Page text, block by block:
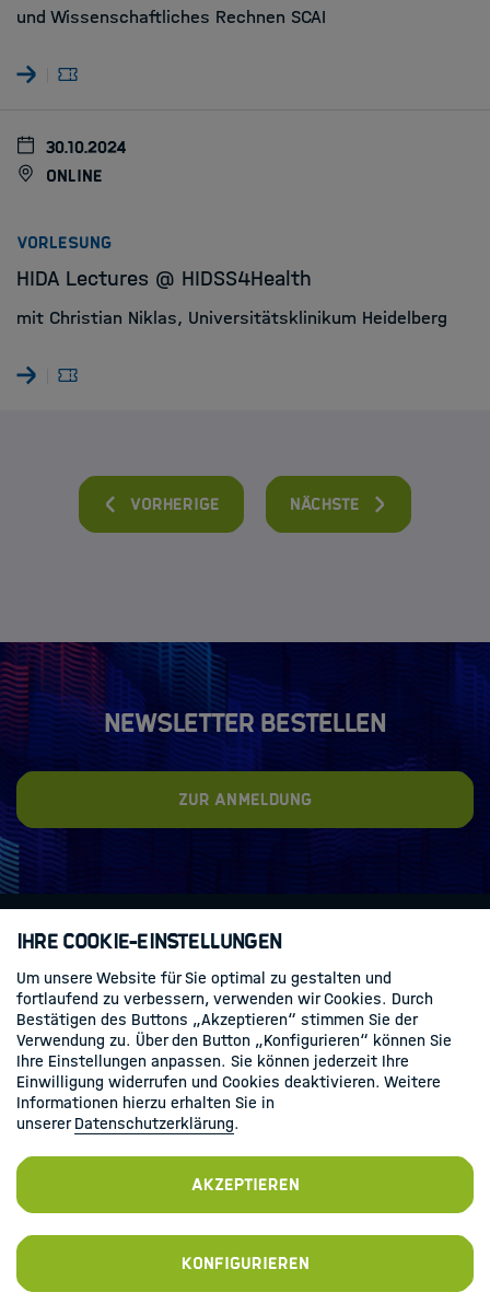
und Wissenschaftliches Rechnen SCAI
30.10.2024
online
VORLESUNG:
HIDA Lectures @ HIDSS4Health
mit Christian Niklas, Universitätsklinikum Heidelberg
vorherige nächste
Newsletter bestellen
Zur Anmeldung
Folgen Sie uns
Linkedin
Ihre Cookie-Einstellungen
Um unsere Website für Sie optimal zu gestalten und
fortlaufend zu verbessern, verwenden wir Cookies. Durch
Bestätigen des Buttons „Akzeptieren“ stimmen Sie der
Verwendung zu. Über den Button „Konfigurieren“ können Sie
Ihre Einstellungen anpassen. Sie können jederzeit Ihre
Einwilligung widerrufen und Cookies deaktivieren. Weitere
Informationen hierzu erhalten Sie in
unsererDatenschutzerklärung.
Akzeptieren
Konfigurieren